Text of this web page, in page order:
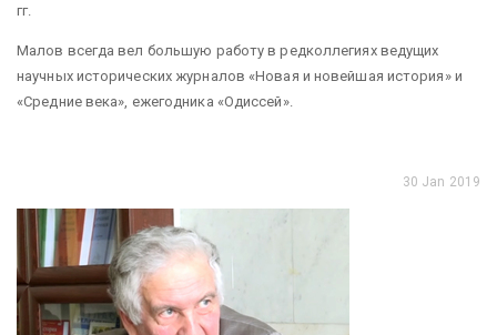
гг.
Малов всегда вел большую работу в редколлегиях ведущих
научных исторических журналов «Новая и новейшая история» и
«Средние века», ежегодника «Одиссей».
30 Jan 2019